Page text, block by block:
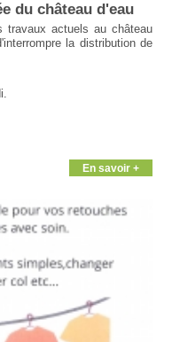
du château d'eau
travaux actuels au château
la distribution de
En savoir +